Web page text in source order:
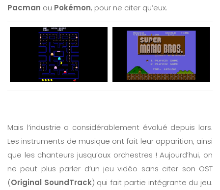
Pacman ou Pokémon, pour ne citer qu’eux.
Mais l’industrie a considérablement évolué depuis lors.
Les instruments de musique ont fait leur apparition, ainsi
que les chanteurs jusqu’aux orchestres ! Aujourd’hui, on
ne peut plus parler d’un jeu vidéo sans citer son OST
(Original SoundTrack) qui fait partie intégrante du jeu.